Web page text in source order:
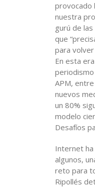
provocado
nuestra
gurú de
que
para
En esta
APM,
nuevos
un 80%
modelo
Desafíos
Internet
algunos,
reto para
Ripollés